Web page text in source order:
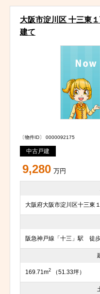
大阪市淀川区 十三東
建て
〔物件ID〕 0000092175
中古戸建
9,280 万円
大阪府大阪市淀川区十三東
阪急神戸線「十三」駅 徒
169.71m2 （51.33坪）